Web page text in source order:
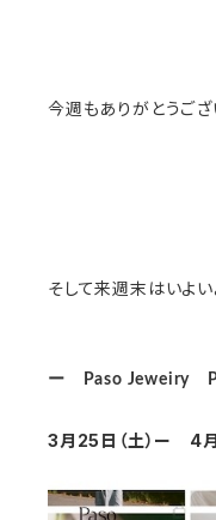
今週もありがとうござ
そして来週末はいよいよ
ー Paso Jeweiry
3月25日（土）ー 4月